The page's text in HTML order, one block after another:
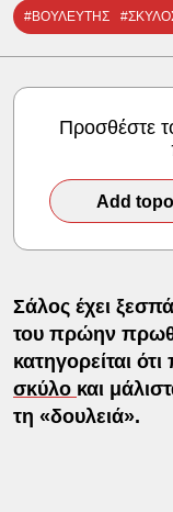
#ΒΟΥΛΕΥΤΗΣ
Προσθέστε
Add
Σάλος έχει
του πρώην
κατηγορείται
σκύλο και
τη «δουλειά».